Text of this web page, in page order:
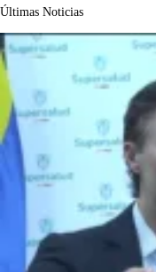
Últimas Noticias